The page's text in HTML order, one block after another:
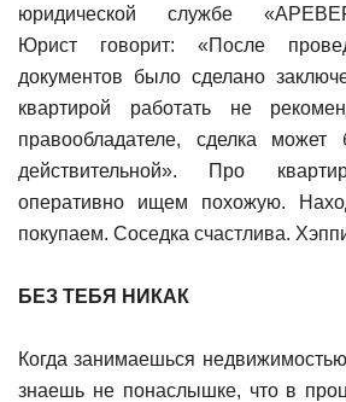
юридической службе
Юрист говорит: «После
документов было сделано
квартирой работать не
правообладателе, сделка
действительной». Про
оперативно ищем похожую.
покупаем. Соседка счастлива.
БЕЗ ТЕБЯ НИКАК
Когда занимаешься
знаешь не понаслышке, что в